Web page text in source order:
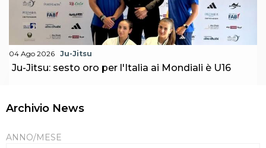
04 Ago 2026 Ju-Jitsu
Ju-Jitsu: sesto oro per l'Italia ai Mondiali è U16
Archivio News
ANNO/MESE